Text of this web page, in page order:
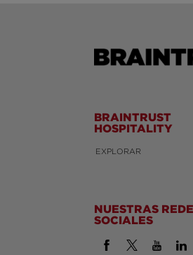
BRAINTRUST
HOSPITALITY
EXPLORAR
NUESTRAS
SOCIALES